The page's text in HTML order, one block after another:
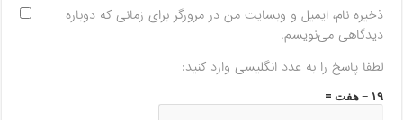
ذخیره نام، ایمیل و وبسایت من در مرورگر برای زمانی که دوباره
دیدگاهی می‌نویسم.
لطفا پاسخ را به عدد انگلیسی وارد کنید:
۱۹ − هفت =